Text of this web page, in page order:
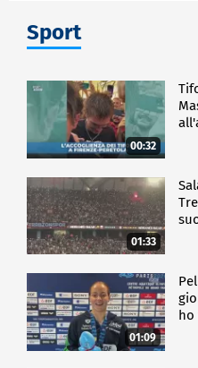
Sport
00:32
01:33
01:09
ho